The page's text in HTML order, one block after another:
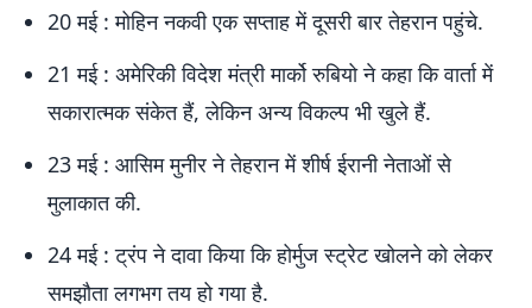
20 मई : मोहिन नकवी एक सप्ताह में दूसरी बार तेहरान पहुंचे.
21 मई : अमेरिकी विदेश मंत्री मार्को रुबियो ने कहा कि वार्ता में
सकारात्मक संकेत हैं, लेकिन अन्य विकल्प भी खुले हैं.
23 मई : आसिम मुनीर ने तेहरान में शीर्ष ईरानी नेताओं से
मुलाकात की.
24 मई : ट्रंप ने दावा किया कि होर्मुज स्ट्रेट खोलने को लेकर
समझौता लगभग तय हो गया है.